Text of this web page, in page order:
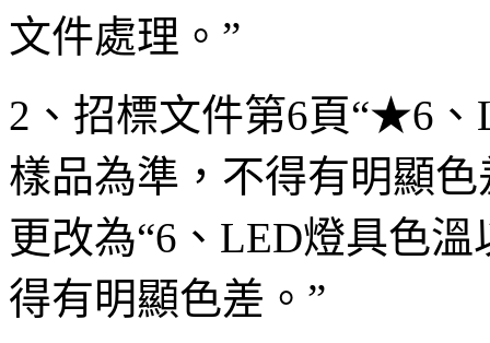
文件處理。”
2、招標文件第6頁“★6
樣品為準，不得有明顯
更改為“6、LED燈具色
得有明顯色差。”